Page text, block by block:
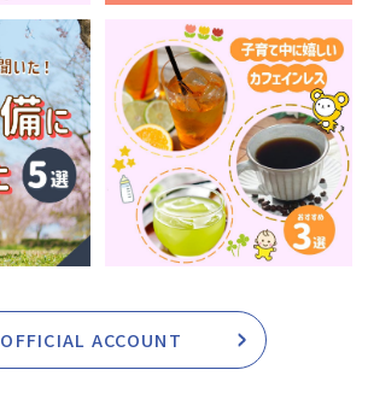
OFFICIAL ACCOUNT